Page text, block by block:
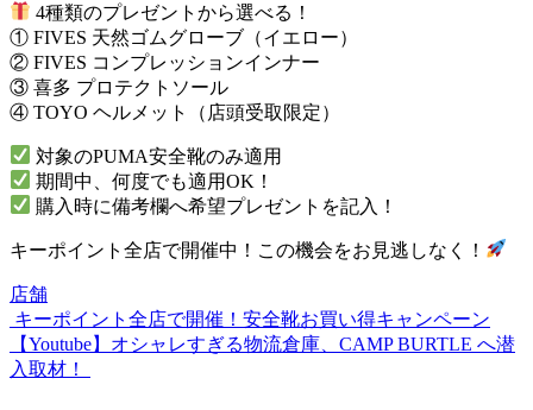
4種類のプレゼントから選べる！
① FIVES 天然ゴムグローブ（イエロー）
② FIVES コンプレッションインナー
③ 喜多 プロテクトソール
④ TOYO ヘルメット（店頭受取限定）
対象のPUMA安全靴のみ適用
期間中、何度でも適用OK！
購入時に備考欄へ希望プレゼントを記入！
キーポイント全店で開催中！この機会をお見逃しなく！
店舗
投
稿
キーポイント全店で開催！安全靴お買い得キャンペーン
【Youtube】オシャレすぎる物流倉庫、CAMP BURTLE へ潜
入取材！